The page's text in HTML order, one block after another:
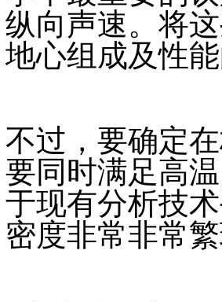
纵向声速。将
地心组成及性能
不过，要确定
要同时满足高
于现有分析技
密度非常非常